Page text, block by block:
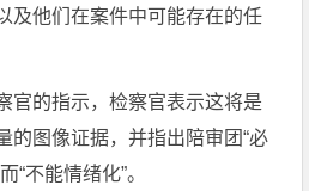
及他们在案件中可能存在的任
官的指示，检察官表示这将是
的图像证据，并指出陪审团“必
“不能情绪化”。